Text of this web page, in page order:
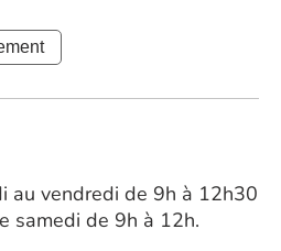
au vendredi de 9h à 12h30
samedi de 9h à 12h.